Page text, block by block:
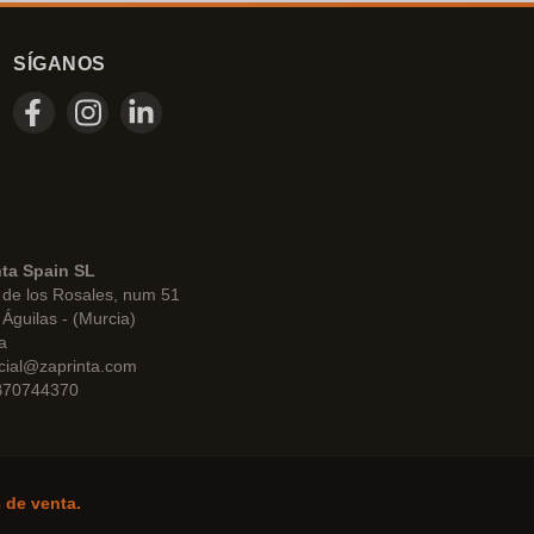
SÍGANOS
Spain SL
los Rosales, num 51
- (Murcia)
venta.